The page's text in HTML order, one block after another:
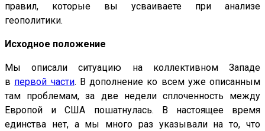
правил, которые вы усваиваете при анализе
геополитики.
Исходное положение
Мы описали ситуацию на коллективном Западе
в первой части. В дополнение ко всем уже описанным
там проблемам, за две недели сплоченность между
Европой и США пошатнулась. В настоящее время
единства нет, а мы много раз указывали на то, что